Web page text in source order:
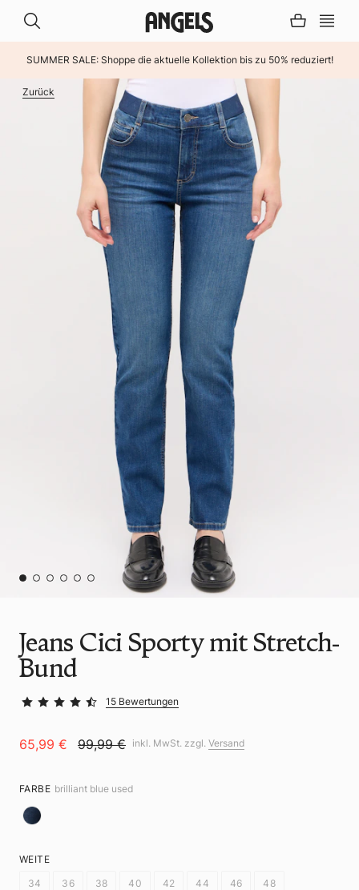
SUMMER SALE: Shoppe die aktuelle Kollektion bis zu 50% reduziert!
Zurück
Jeans Cici Sporty mit Stretch-
Bund
15 Bewertungen
65,99 € 99,99 € inkl. MwSt. zzgl. Versand
FARBE brilliant blue used
WEITE
34
36 38 40 42 44 46 48